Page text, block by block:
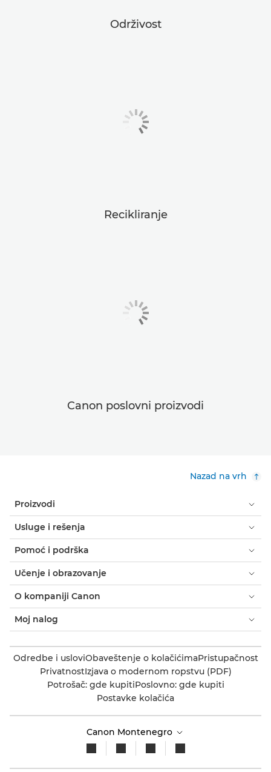
Održivost
Recikliranje
Canon poslovni proizvodi
Nazad na vrh
Proizvodi
Usluge i rešenja
Pomoć i podrška
Učenje i obrazovanje
O kompaniji Canon
Moj nalog
Odredbe i usloviObaveštenje o kolačićimaPristupačnost
PrivatnostIzjava o modernom ropstvu (PDF)
Potrošač: gde kupitiPoslovno: gde kupiti
Postavke kolačića
Canon Montenegro